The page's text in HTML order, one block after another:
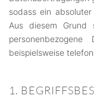
sodass ein
Aus diesem
beispielsweise
1.